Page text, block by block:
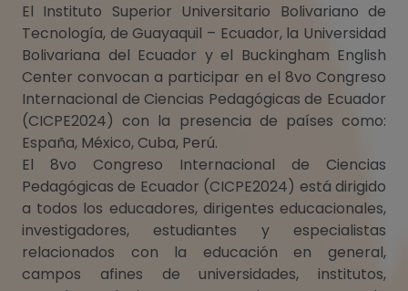
El Instituto Superior Universitario Bolivariano de
Tecnología, de Guayaquil – Ecuador, la Universidad
Bolivariana del Ecuador y el Buckingham English
Center convocan a participar en el 8vo Congreso
Internacional de Ciencias Pedagógicas de Ecuador
(CICPE2024) con la presencia de países como:
España, México, Cuba, Perú.
El 8vo Congreso Internacional de Ciencias
Pedagógicas de Ecuador (CICPE2024) está dirigido
a todos los educadores, dirigentes educacionales,
investigadores, estudiantes y especialistas
relacionados con la educación en general,
campos afines de universidades, institutos,